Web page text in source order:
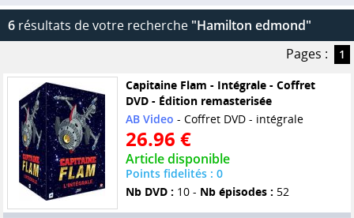
6 résultats de votre recherche "Hamilton edmond"
Pages :
1
Capitaine Flam - Intégrale - Coffret
DVD - Édition remasterisée
AB Video - Coffret DVD - intégrale
26.96 €
Article disponible
Points fidelités : 0
Nb DVD : 10 - Nb épisodes : 52